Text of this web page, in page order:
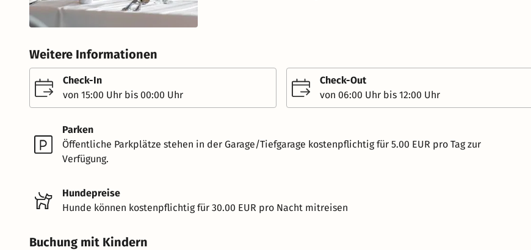
Weitere Informationen
Check-In
von 15:00 Uhr bis 00:00 Uhr
Check-Out
von 06:00 Uhr bis 12:00 Uhr
Parken
Öffentliche Parkplätze stehen in der Garage/Tiefgarage kostenpflichtig für 5.00 EUR pro Tag zur
Verfügung.
Hundepreise
Hunde können kostenpflichtig für 30.00 EUR pro Nacht mitreisen
Buchung mit Kindern